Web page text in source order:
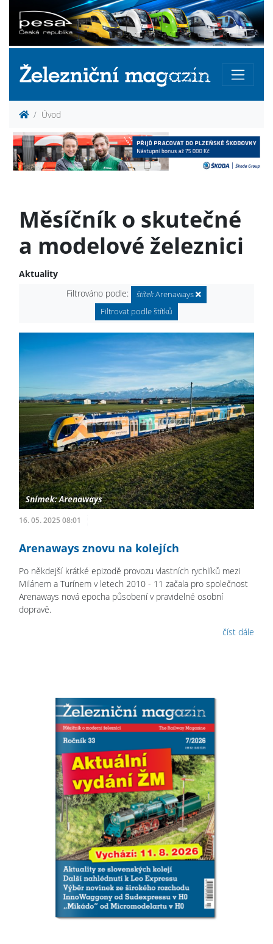
Úvod
Měsíčník o skutečné
a modelové železnici
Aktuality
Filtrováno podle:
štítekArenaways
Filtrovat podle štítků
16. 05. 2025 08:01
Arenaways znovu na kolejích
Po někdejší krátké epizodě provozu vlastních rychlíků mezi
Milánem a Turínem v letech 2010 - 11 začala pro společnost
Arenaways nová epocha působení v pravidelné osobní
dopravě.
číst dále